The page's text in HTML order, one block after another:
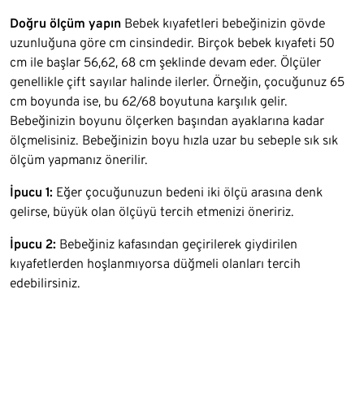
Doğru ölçüm yapın Bebek kıyafetleri bebeğinizin gövde
uzunluğuna göre cm cinsindedir. Birçok bebek kıyafeti 50
cm ile başlar 56,62, 68 cm şeklinde devam eder. Ölçüler
genellikle çift sayılar halinde ilerler. Örneğin, çocuğunuz 65
cm boyunda ise, bu 62/68 boyutuna karşılık gelir.
Bebeğinizin boyunu ölçerken başından ayaklarına kadar
ölçmelisiniz. Bebeğinizin boyu hızla uzar bu sebeple sık sık
ölçüm yapmanız önerilir.
İpucu 1: Eğer çocuğunuzun bedeni iki ölçü arasına denk
gelirse, büyük olan ölçüyü tercih etmenizi öneririz.
İpucu 2: Bebeğiniz kafasından geçirilerek giydirilen
kıyafetlerden hoşlanmıyorsa düğmeli olanları tercih
edebilirsiniz.